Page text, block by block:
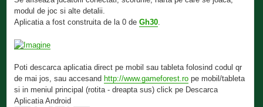
modul de joc si alte detalii.
Aplicatia a fost construita de la 0 deGh30.
Poti descarca aplicatia direct pe mobil sau tableta folosind codul qr
de mai jos, sau accesand http://www.gameforest.ro pe mobil/tableta
si in meniul principal (rotita - dreapta sus) click pe Descarca
Aplicatia Android